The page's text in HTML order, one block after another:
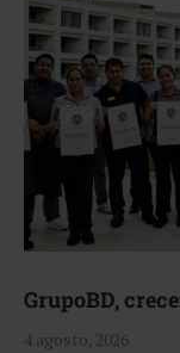
GrupoBD,
4 agosto, 2026